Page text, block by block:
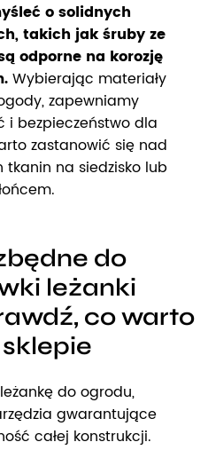
o solidnych
takich jak śruby ze
odporne na korozję
Wybierając materiały
zapewniamy
i bezpieczeństwo dla
zastanowić się nad
na siedzisko lub
do
leżanki
co warto
do ogrodu,
gwarantujące
całej konstrukcji.